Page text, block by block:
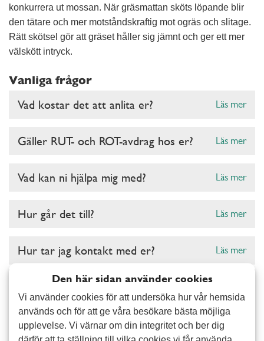
konkurrera ut mossan. När gräsmattan sköts löpande blir
den tätare och mer motståndskraftig mot ogräs och slitage.
Rätt skötsel gör att gräset håller sig jämnt och ger ett mer
välskött intryck.
Vanliga frågor
Vad kostar det att anlita er? Läs mer
Gäller RUT- och ROT-avdrag hos er? Läs mer
Vad kan ni hjälpa mig med? Läs mer
Hur går det till? Läs mer
Hur tar jag kontakt med er? Läs mer
Den här sidan använder cookies
Vi använder cookies för att undersöka hur vår hemsida
används och för att ge våra besökare bästa möjliga
upplevelse. Vi värnar om din integritet och ber dig